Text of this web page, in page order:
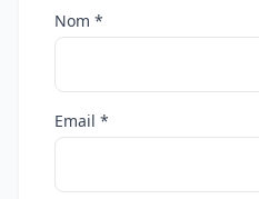
Nom *
Email *